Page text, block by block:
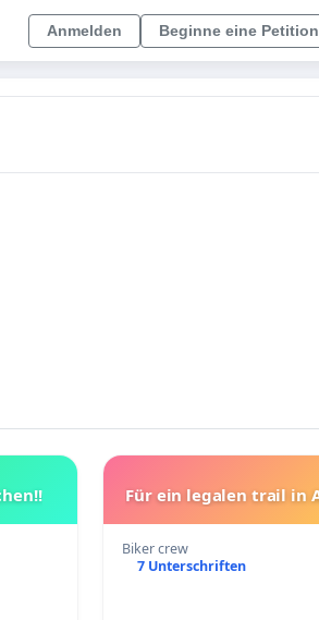
Anmelden Beginne eine Petition
Für ein legalen trail in
Biker crew
7 Unterschriften